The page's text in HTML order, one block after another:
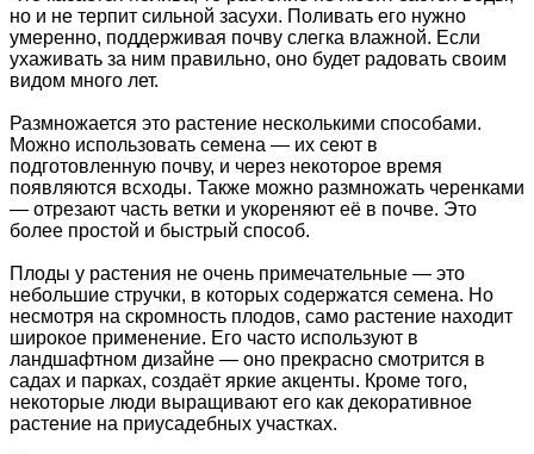
но и не терпит сильной засухи. Поливать его нужно
умеренно, поддерживая почву слегка влажной. Если
ухаживать за ним правильно, оно будет радовать своим
видом много лет.
Размножается это растение несколькими способами.
Можно использовать семена — их сеют в
подготовленную почву, и через некоторое время
появляются всходы. Также можно размножать черенками
— отрезают часть ветки и укореняют её в почве. Это
более простой и быстрый способ.
Плоды у растения не очень примечательные — это
небольшие стручки, в которых содержатся семена. Но
несмотря на скромность плодов, само растение находит
широкое применение. Его часто используют в
ландшафтном дизайне — оно прекрасно смотрится в
садах и парках, создаёт яркие акценты. Кроме того,
некоторые люди выращивают его как декоративное
растение на приусадебных участках.